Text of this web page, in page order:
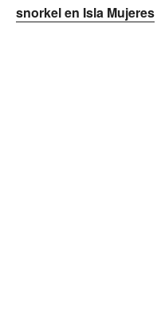
snorkel en Isla Mujeres